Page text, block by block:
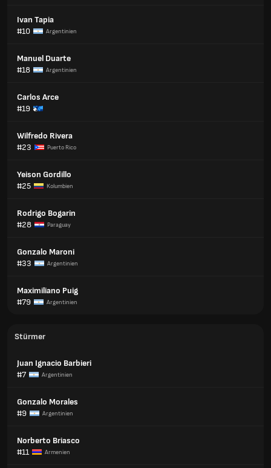
Ivan Tapia
#10
Argentinien
Manuel Duarte
#18
Argentinien
Carlos Arce
#19
Wilfredo Rivera
#23
Puerto Rico
Yeison Gordillo
#25
Kolumbien
Rodrigo Bogarin
#28
Paraguay
Gonzalo Maroni
#33
Argentinien
Maximiliano Puig
#79
Argentinien
Stürmer
Juan Ignacio Barbieri
#7
Argentinien
Gonzalo Morales
#9
Argentinien
Norberto Briasco
#11
Armenien